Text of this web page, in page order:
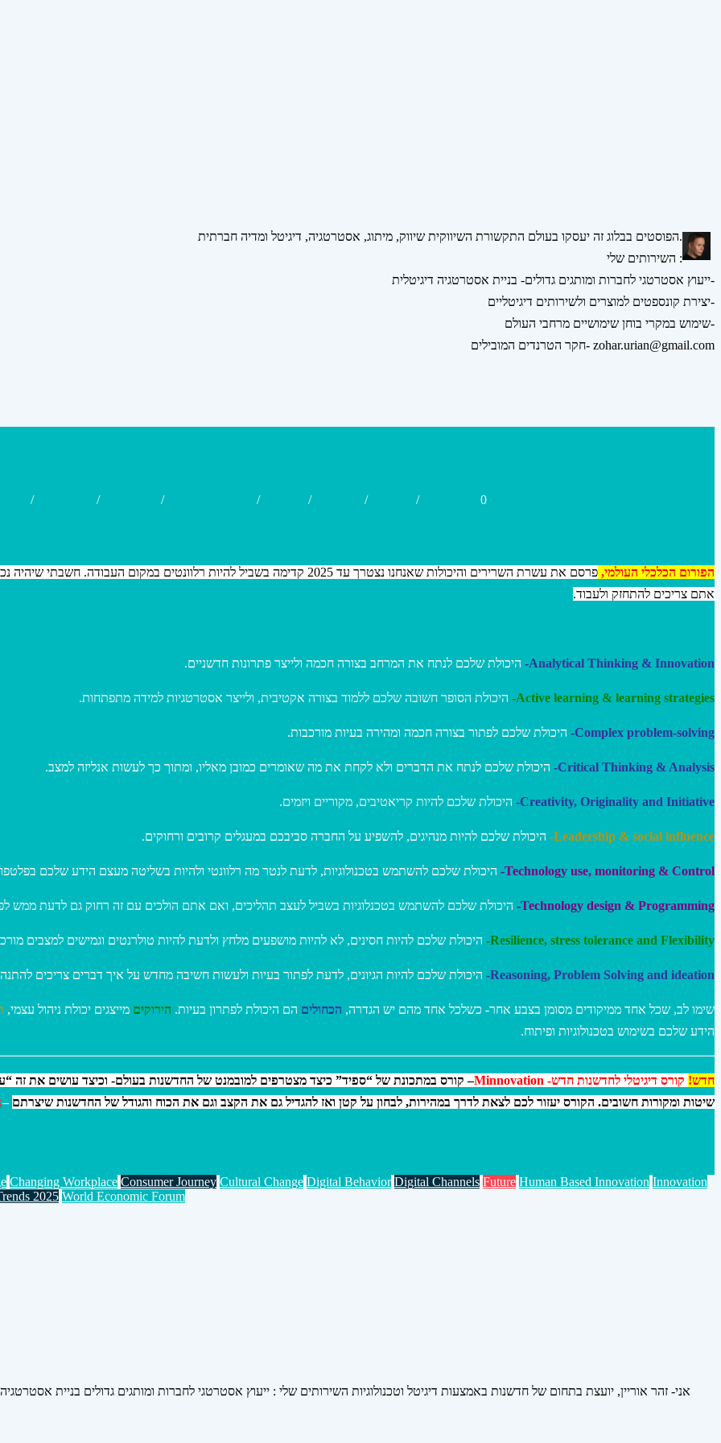
הפוסטים בבלוג זה יעסקו בעולם התקשורת השיווקית שיווק, מיתוג, אסטרטגיה, דיגיטל ומדיה חברתית.
השירותים שלי :
ייעוץ אסטרטגי לחברות ומותגים גדולים- בניית אסטרטגיה דיגיטלית-
יצירת קונספטים למוצרים ולשירותים דיגיטליים-
שימוש במקרי בוחן שימושיים מרחבי העולם-
חקר הטרנדים המובילים- zohar.urian@gmail.com
/ / / / / / / 0
הפורום הכלכלי העולמי,
פרסם את עשרת השרירים והיכולות שאנחנו נצטרך עד 2025 קדימה בשביל להיות
אתם צריכים להתחזק ולעבוד.
Analytical Thinking & Innovation- היכולת שלכם לנתח את המרחב בצורה חכמה ולייצר פתרונות חדשניים.
Active learning & learning strategies- היכולת הסופר חשובה שלכם ללמוד בצורה אקטיבית, ולייצר אסטרטגיות למידה מתפתחות.
Complex problem-solving- היכולת שלכם לפתור בצורה חכמה ומהירה בעיות מורכבות.
Critical Thinking & Analysis- היכולת שלכם לנתח את הדברים ולא לקחת את מה שאומרים כמובן מאליו, ומתוך כך לעשות אנליזה למצב.
Creativity, Originality and Initiative- היכולת שלכם להיות קריאטיבים, מקוריים ויזמים.
Leadership & social influence- היכולת שלכם להיות מנהיגים, להשפיע על החברה סביבכם במעגלים קרובים ורחוקים.
Technology use, monitoring & Control- היכולת שלכם להשתמש בטכנולוגיות, לדעת לנטר מה רלוונטי ולהיות בשליטה מעצם הידע שלכם
Technology design & Programming- היכולת שלכם להשתמש בטכנלוגיות בשביל לעצב תהליכים, ואם אתם הולכים עם זה רחוק גם לדעת ממש
Resilience, stress tolerance and Flexibility- היכולת שלכם להיות חסינים, לא להיות מושפעים מלחץ ולדעת להיות טולרנטים וגמישים למצבים
Reasoning, Problem Solving and ideation- היכולת שלכם להיות הגיונים, לדעת לפתור בעיות ולעשות חשיבה מחדש על איך דברים צריכים
שימו לב, שכל אחד ממיקודים מסומן בצבע אחר- כשלכל אחד מהם יש הגדרה, הכחולים הם היכולת לפתרון בעיות. הירוקים מייצגים יכולת ניהול עצמי,
הידע שלכם בשימוש בטכנולוגיות ופיתוח.
חדש! קורס דיגיטלי לחדשנות חדש- Minnovation
– קורס במתכונת של “ספיד” כיצד מצטרפים למובמנט של החדשנות בעולם- וכיצד עושים את זה
שיטות ומקורות חשובים. הקורס יעזור לכם לצאת לדרך במהירות, לבחון על קטן ואז להגדיל גם את הקצב וגם את הכוח והגודל של החדשנות שיצרתם –
Changing Workplace Consumer Journey Cultural Change Digital Behavior Digital Channels Future Human Based Innovation Innovation
2025 World Economic Forum
אני- זהר אוריין, יועצת בתחום של חדשנות באמצעות דיגיטל וטכנולוגיות השירותים שלי : ייעוץ אסטרטגי לחברות ומותגים גדולים בניית